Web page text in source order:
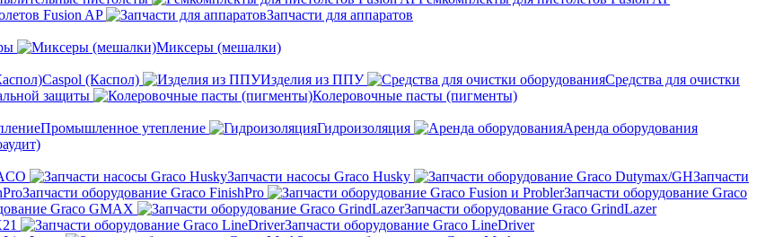
Fusion AP
Запчасти для аппаратов
Миксеры (мешалки)
Caspol (Каспол) Изделия из ППУ
Средства для очистки
защиты
Колеровочные пасты (пигменты)
Промышленное утепление Гидроизоляция
Аренда оборудования
Запчасти насосы Graco Husky
Запчасти
Запчасти оборудование Graco FinishPro
Запчасти оборудование Graco
Graco GMAX
Запчасти оборудование Graco GrindLazer
Запчасти оборудование Graco LineDriver